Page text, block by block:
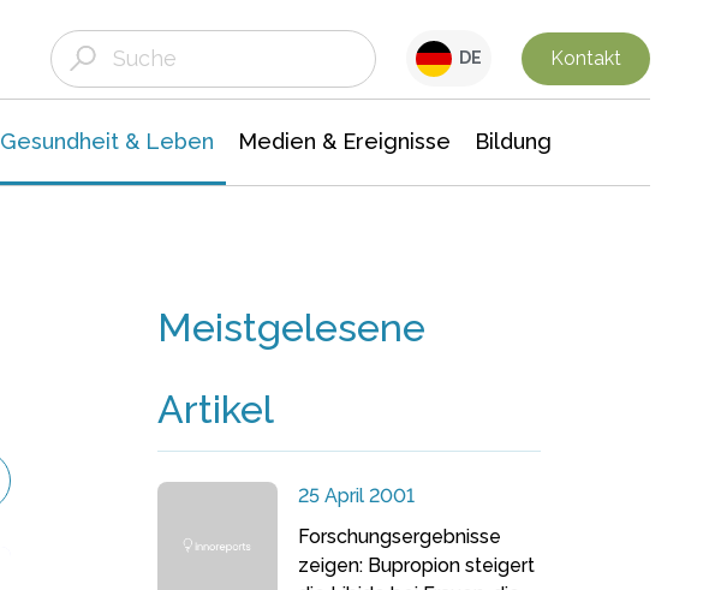
DE Kontakt
Gesundheit & Leben Medien & Ereignisse Bildung
Meistgelesene
Artikel
25 April 2001
Forschungsergebnisse
zeigen: Bupropion steigert